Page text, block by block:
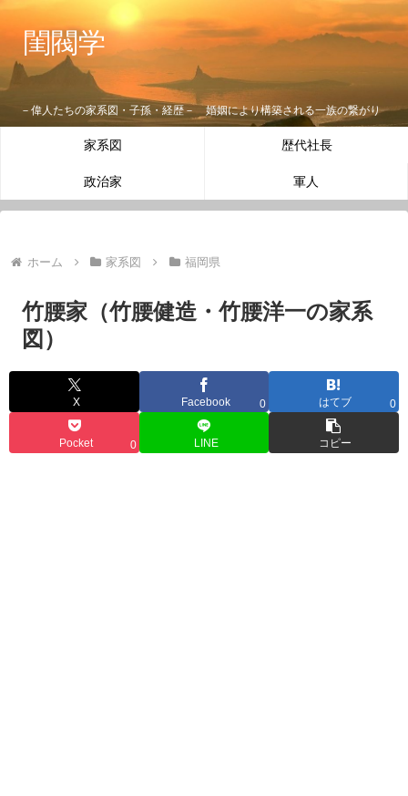
閨閥学
－偉人たちの家系図・子孫・経歴－ 婚姻により構築される一族の繋がり
家系図 歴代社長
政治家 軍人
ホーム 家系図 福岡県
竹腰家（竹腰健造・竹腰洋一の家系
図）
X Facebook 0 はてブ 0
Pocket 0 LINE コピー